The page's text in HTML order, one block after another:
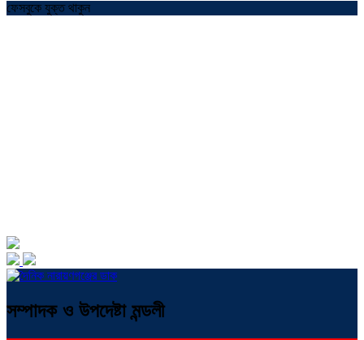
ফেসবুকে যুক্ত থাকুন
সম্পাদক ও উপদেষ্টা মন্ডলী